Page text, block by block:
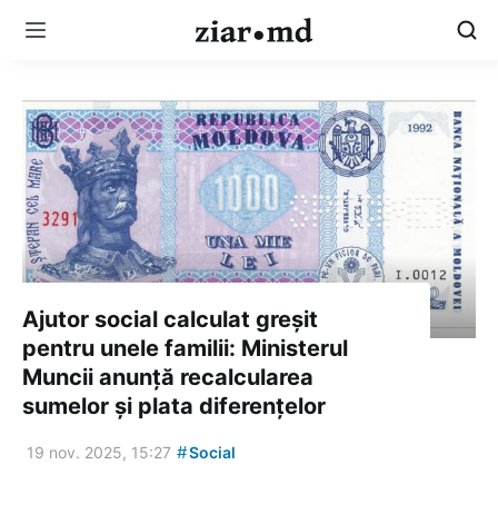
Ajutor social calculat greșit
pentru unele familii: Ministerul
Muncii anunță recalcularea
sumelor și plata diferențelor
19 nov. 2025, 15:27 #Social